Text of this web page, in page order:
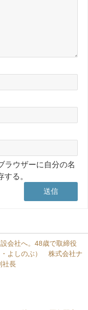
ラウザーに自分の名
る。
会社へ。48歳で取締役
・よしのぶ） 株式会社ナ
社長